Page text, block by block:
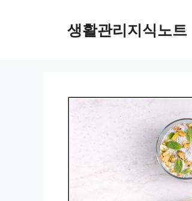
생활관리지식노트